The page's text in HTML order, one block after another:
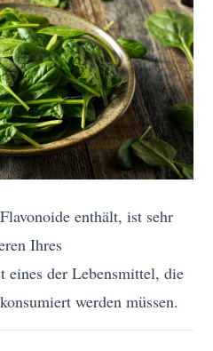
enthält, ist sehr
Ihres
eines der Lebensmittel, die
werden müssen.